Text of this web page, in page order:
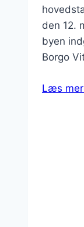
den 12.
byen
Borgo
Læs